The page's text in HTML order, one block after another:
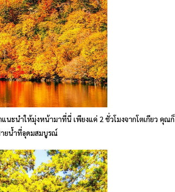
นะนำให้มุ่งหน้ามาที่นี่ เพียงแค่ 2 ชั่วโมงจากโตเกียว คุณก็
ายน้ำที่อุดมสมบูรณ์